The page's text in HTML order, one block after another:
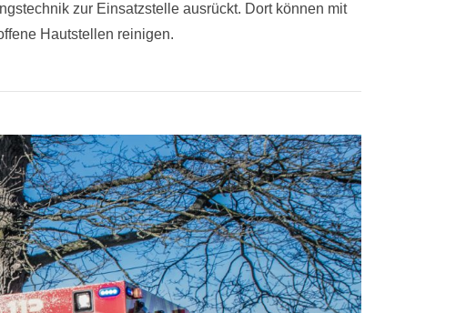
zur Einsatzstelle ausrückt. Dort können mit
Hautstellen reinigen.